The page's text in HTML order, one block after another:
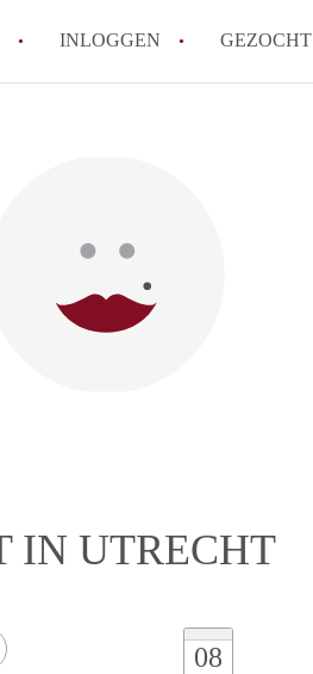
INLOGGEN GEZOCHT
IN UTRECHT
08